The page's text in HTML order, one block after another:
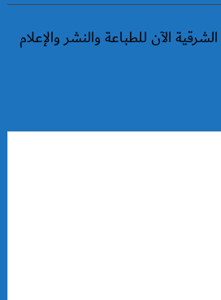
الآن للطباعة والنشر والإعلام